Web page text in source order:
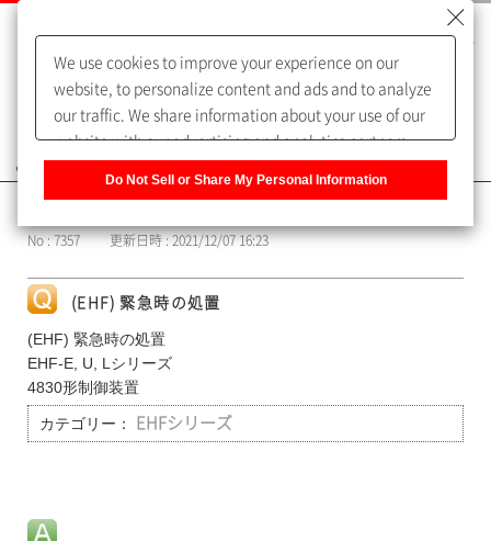
よくあるご質問（FAQ）
No : 7357 更新日時 : 2021/12/07 16:23
(EHF) 緊急時の処置
(EHF) 緊急時の処置
EHF-E, U, Lシリーズ
4830形制御装置
カテゴリー： EHFシリーズ
We use cookies to improve your experience on our
website, to personalize content and ads and to analyze
our traffic. We share information about your use of our
website with our advertising and analytics partners,
of our sharing information about you with our partners.
Information] to customize your cookie settings on our
Do Not Sell or Share My Personal Information